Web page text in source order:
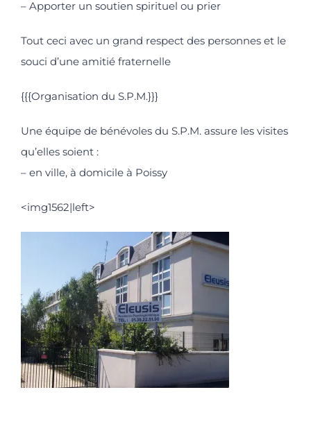
– Apporter un soutien spirituel ou prier
Tout ceci avec un grand respect des personnes et le
souci d’une amitié fraternelle
{{{Organisation du S.P.M.}}}
Une équipe de bénévoles du S.P.M. assure les visites
qu’elles soient :
– en ville, à domicile à Poissy
<img1562|left>